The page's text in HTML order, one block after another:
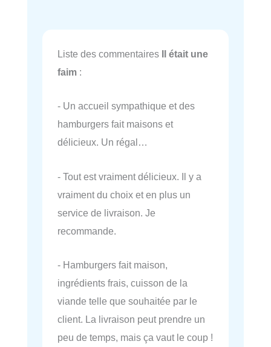
Liste des commentaires Il était une
faim :
- Un accueil sympathique et des
hamburgers fait maisons et
délicieux. Un régal…
- Tout est vraiment délicieux. Il y a
vraiment du choix et en plus un
service de livraison. Je
recommande.
- Hamburgers fait maison,
ingrédients frais, cuisson de la
viande telle que souhaitée par le
client. La livraison peut prendre un
peu de temps, mais ça vaut le coup !